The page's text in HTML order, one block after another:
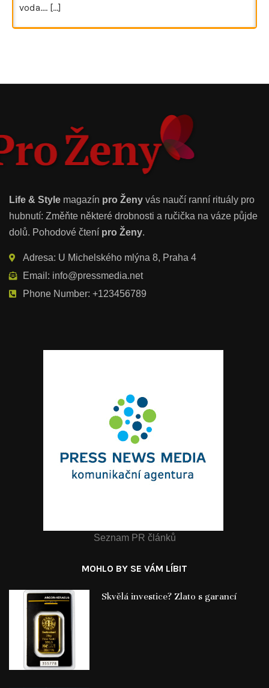
voda.… [...]
Life & Style magazín pro Ženy vás naučí ranní rituály pro
hubnutí: Změňte některé drobnosti a ručička na váze půjde
dolů. Pohodové čtení pro Ženy.
Adresa: U Michelského mlýna 8, Praha 4
Email: info@pressmedia.net
Phone Number: +123456789
Seznam PR článků
MOHLO BY SE VÁM LÍBIT
Skvělá investice? Zlato s garancí